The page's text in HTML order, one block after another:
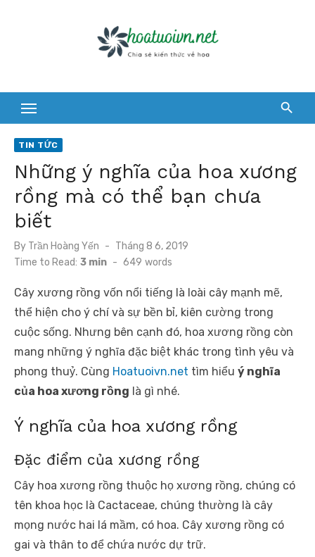
TIN TỨC
Những ý nghĩa của hoa xương
rồng mà có thể bạn chưa
biết
By Trần Hoàng Yến
Posted
on
Tháng 8 6, 2019
Time to Read: 3 min - 649 words
Cây xương rồng vốn nổi tiếng là loài cây mạnh mẽ,
thể hiện cho ý chí và sự bền bỉ, kiên cường trong
cuộc sống. Nhưng bên cạnh đó, hoa xương rồng còn
mang những ý nghĩa đặc biệt khác trong tình yêu và
phong thuỷ. Cùng Hoatuoivn.net tìm hiểu ý nghĩa
của hoa xương rồng là gì nhé.
Ý nghĩa của hoa xương rồng
Đặc điểm của xương rồng
Cây hoa xương rồng thuộc họ xương rồng, chúng có
tên khoa học là Cactaceae, chúng thường là cây
mọng nước hai lá mầm, có hoa. Cây xương rồng có
gai và thân to để chứa nước dự trữ.